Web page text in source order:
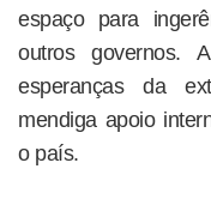
espaço para
outros
esperanças da
mendiga apoio
o país.